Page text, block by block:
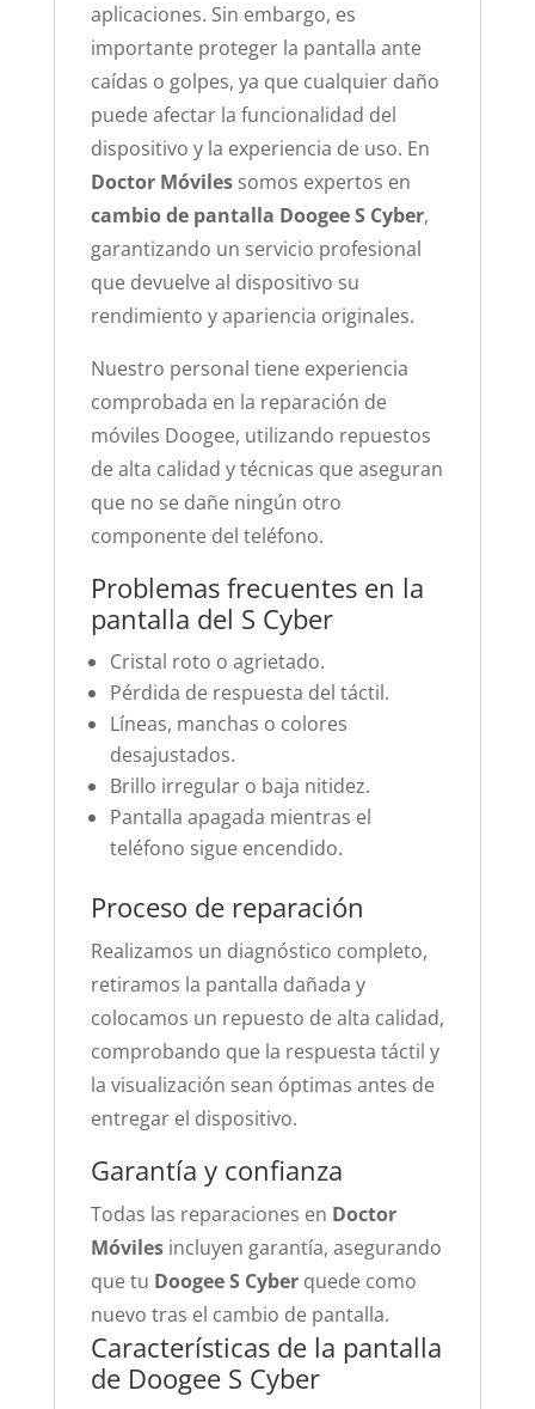
aplicaciones. Sin embargo, es
importante proteger la pantalla ante
caídas o golpes, ya que cualquier daño
puede afectar la funcionalidad del
dispositivo y la experiencia de uso. En
Doctor Móvilessomos expertos en
cambio de pantalla Doogee S Cyber,
garantizando un servicio profesional
que devuelve al dispositivo su
rendimiento y apariencia originales.
Nuestro personal tiene experiencia
comprobada en la reparación de
móviles Doogee, utilizando repuestos
de alta calidad y técnicas que aseguran
que no se dañe ningún otro
componente del teléfono.
Problemas frecuentes en la
pantalla del S Cyber
Cristal roto o agrietado.
Pérdida de respuesta del táctil.
Líneas, manchas o colores
desajustados.
Brillo irregular o baja nitidez.
Pantalla apagada mientras el
teléfono sigue encendido.
Proceso de reparación
Realizamos un diagnóstico completo,
retiramos la pantalla dañada y
colocamos un repuesto de alta calidad,
comprobando que la respuesta táctil y
la visualización sean óptimas antes de
entregar el dispositivo.
Garantía y confianza
Todas las reparaciones en Doctor
Móvilesincluyen garantía, asegurando
que tu Doogee S Cyberquede como
nuevo tras el cambio de pantalla.
Características de la pantalla
de Doogee S Cyber